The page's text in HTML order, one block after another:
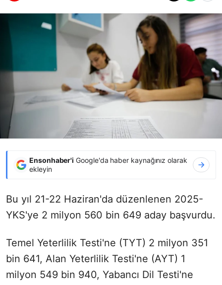
Ensonhaber'i Google'da haber kaynağınız olarak
ekleyin
Bu yıl 21-22 Haziran'da düzenlenen 2025-
YKS'ye 2 milyon 560 bin 649 aday başvurdu.
Temel Yeterlilik Testi'ne (TYT) 2 milyon 351
bin 641, Alan Yeterlilik Testi'ne (AYT) 1
milyon 549 bin 940, Yabancı Dil Testi'ne